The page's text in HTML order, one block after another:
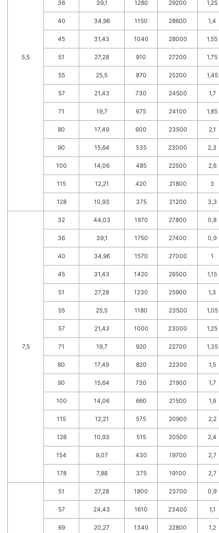
5,5
36 39,1 1280 29200 1,25
40 34,96 1150 28600 1,4
45 31,43 1040 28000 1,55
51 27,28 910 27200 1,75
55 25,5 870 25200 1,45
57 21,43 730 24500 1,7
71 19,7 675 24100 1,85
80 17,49 600 23500 2,1
90 15,64 535 23000 2,3
100 14,06 485 22500 2,6
115 12,21 420 21800 3
128 10,93 375 21200 3,3
7,5
32 44,03 1970 27800 0,8
36 39,1 1750 27400 0,9
40 34,96 1570 27000 1
45 31,43 1420 26500 1,15
51 27,28 1230 25900 1,3
55 25,5 1180 23500 1,05
57 21,43 1000 23000 1,25
71 19,7 920 22700 1,35
80 17,49 820 22300 1,5
90 15,64 730 21900 1,7
100 14,06 660 21500 1,9
115 12,21 575 20900 2,2
128 10,93 515 20500 2,4
154 9,07 430 19700 2,7
178 7,88 375 19100 2,7
51 27,28 1800 23700 0,9
57 24,43 1610 23400 1,1
69 20,27 1340 22800 1,2